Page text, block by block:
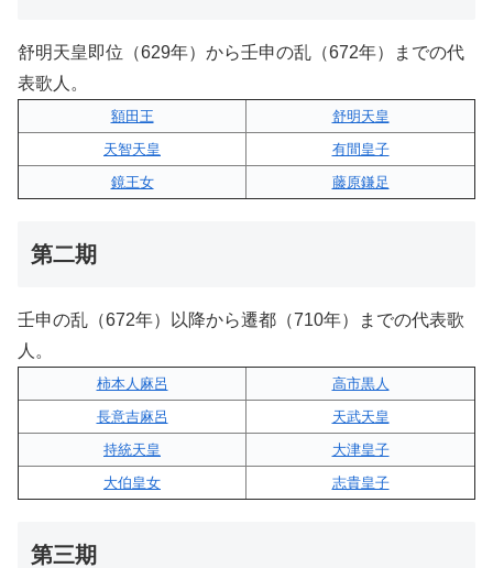
舒明天皇即位（629年）から壬申の乱（672年）までの代
表歌人。
額田王
舒明天皇
天智天皇
有間皇子
鏡王女
藤原鎌足
第二期
壬申の乱（672年）以降から遷都（710年）までの代表歌
人。
柿本人麻呂
高市黒人
長意吉麻呂
天武天皇
持統天皇
大津皇子
大伯皇女
志貴皇子
第三期